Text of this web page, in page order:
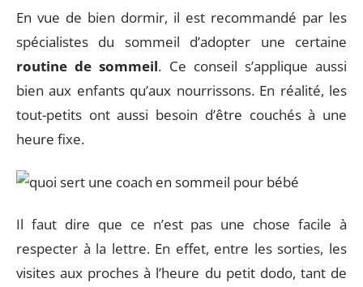
En vue de bien dormir, il est recommandé par les
spécialistes du sommeil d’adopter une certaine
routine de sommeil. Ce conseil s’applique aussi
bien aux enfants qu’aux nourrissons. En réalité, les
tout-petits ont aussi besoin d’être couchés à une
heure fixe.
Il faut dire que ce n’est pas une chose facile à
respecter à la lettre. En effet, entre les sorties, les
visites aux proches à l’heure du petit dodo, tant de